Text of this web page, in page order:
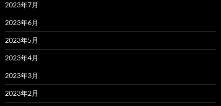
2023年7月
2023年6月
2023年5月
2023年4月
2023年3月
2023年2月